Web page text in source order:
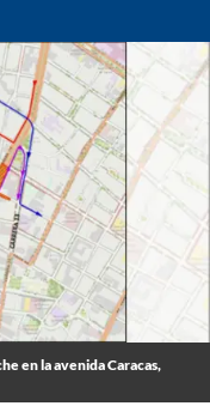
en la avenida Caracas,